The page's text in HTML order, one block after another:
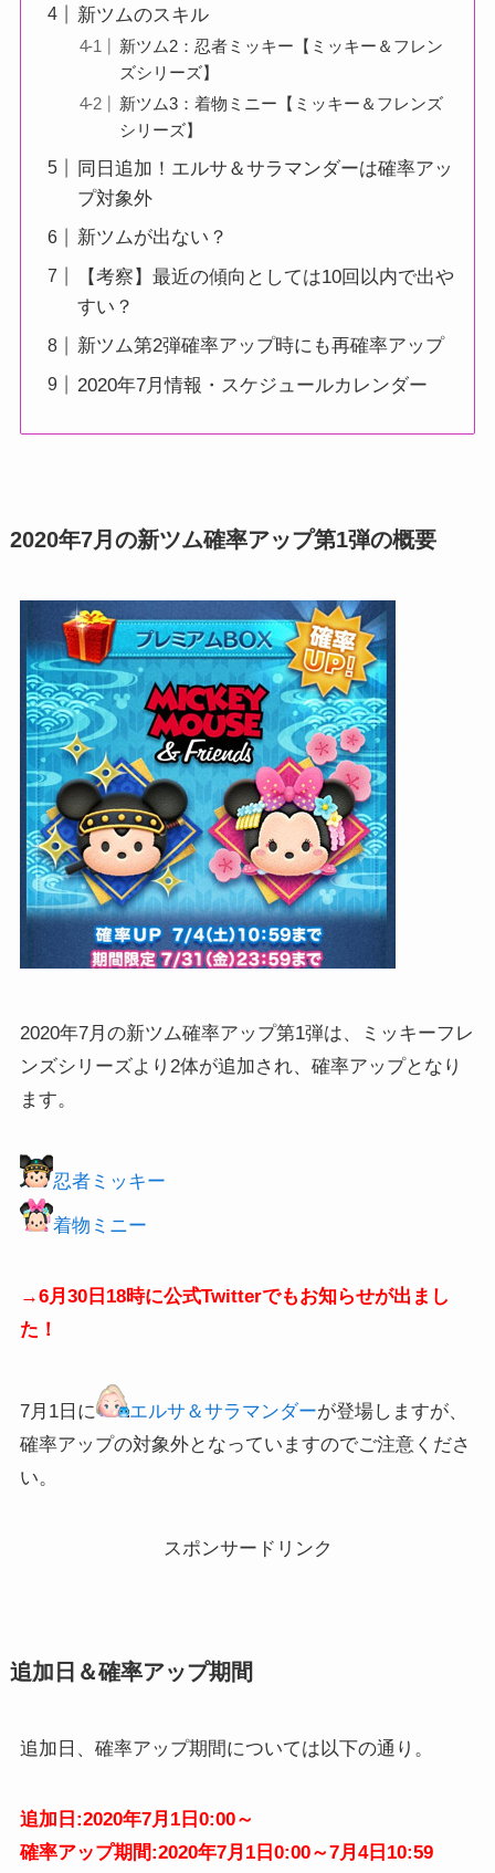
新ツムのスキル
新ツム2：忍者ミッキー【ミッキー＆フレン
ズシリーズ】
新ツム3：着物ミニー【ミッキー＆フレンズ
シリーズ】
同日追加！エルサ＆サラマンダーは確率アッ
プ対象外
新ツムが出ない？
【考察】最近の傾向としては10回以内で出や
すい？
新ツム第2弾確率アップ時にも再確率アップ
2020年7月情報・スケジュールカレンダー
2020年7月の新ツム確率アップ第1弾の概要
2020年7月の新ツム確率アップ第1弾は、ミッキーフレ
ンズシリーズより2体が追加され、確率アップとなり
ます。
忍者ミッキー
着物ミニー
→6月30日18時に公式Twitterでもお知らせが出まし
た！
7月1日に エルサ＆サラマンダーが登場しますが、
確率アップの対象外となっていますのでご注意くださ
い。
スポンサードリンク
追加日＆確率アップ期間
追加日、確率アップ期間については以下の通り。
追加日:2020年7月1日0:00～
確率アップ期間:2020年7月1日0:00～7月4日10:59